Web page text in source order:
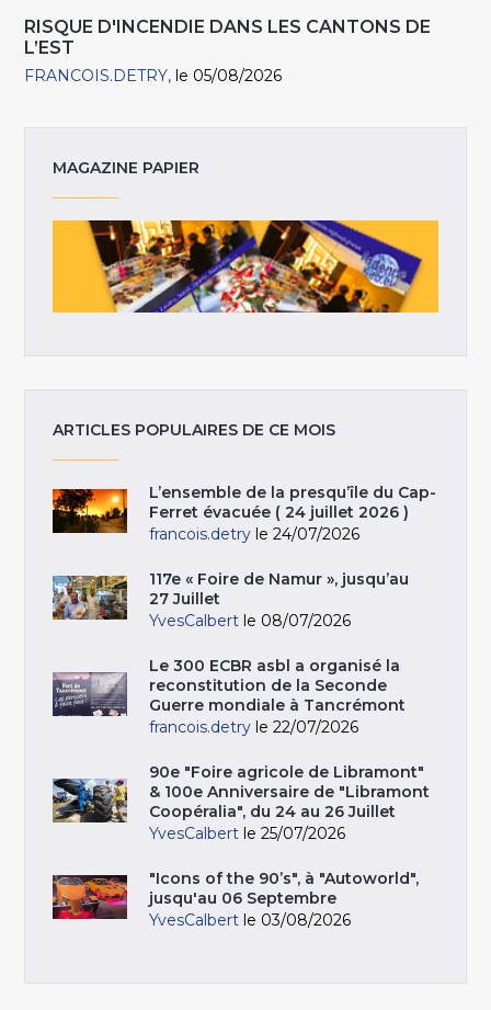
RISQUE D'INCENDIE DANS LES CANTONS DE
L’EST
FRANCOIS.DETRY le 05/08/2026
MAGAZINE PAPIER
ARTICLES POPULAIRES DE CE MOIS
L’ensemble de la presqu’île du Cap-
Ferret évacuée ( 24 juillet 2026 )
francois.detry le 24/07/2026
117e « Foire de Namur », jusqu’au
27 Juillet
YvesCalbert le 08/07/2026
Le 300 ECBR asbl a organisé la
reconstitution de la Seconde
Guerre mondiale à Tancrémont
francois.detry le 22/07/2026
90e "Foire agricole de Libramont"
& 100e Anniversaire de "Libramont
Coopéralia", du 24 au 26 Juillet
YvesCalbert le 25/07/2026
"Icons of the 90’s", à "Autoworld",
jusqu'au 06 Septembre
YvesCalbert le 03/08/2026